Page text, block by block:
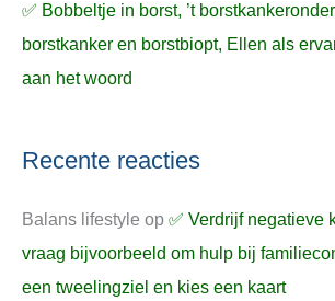
✅ Bobbeltje in borst, ’t
borstkanker en borstbiopt, Ellen als
aan het woord
Recente reacties
Balans lifestyle op ✅ Verdrijf negatieve
vraag bijvoorbeeld om hulp bij
een tweelingziel en kies een kaart